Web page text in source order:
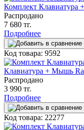
Комплект
Распродано
7 680 тг.
Подробнее
Код товара: 9592
Клавиатура + Мышь
Распродано
3 990 тг.
Подробнее
Код товара: 22277